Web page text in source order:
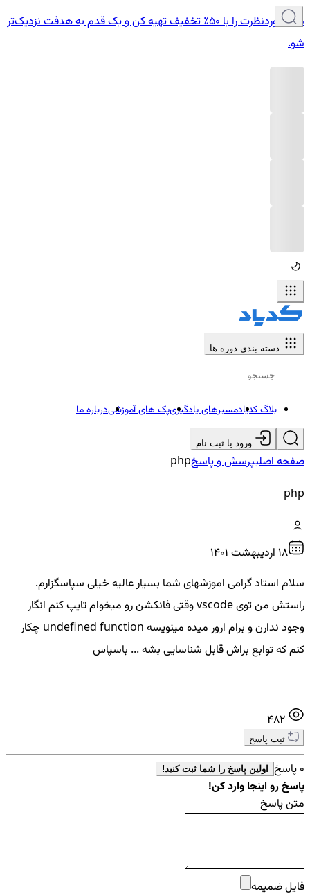
دوره موردنظرت را با ۵۰٪ تخفیف تهیه کن و یک قدم به هدفت نزدیک‌تر
شو.
دسته بندی دوره ها
بلاگ کدیادمسیرهای یادگیریپک های آموزشیدرباره ما
ورود یا ثبت نام
صفحه اصلیپرسش و پاسخphp
php
18 ارديبهشت ۱۴۰۱
سلام استاد گرامی اموزشهای شما بسیار عالیه خیلی سپاسگزارم.
راستش من توی vscode وقتی فانکشن رو میخوام تایپ کنم انگار
وجود ندارن و برام ارور میده مینویسه undefined function چکار
کنم که توابع براش قابل شناسایی بشه ... باسپاس
ثبت پاسخ
0 پاسخ اولین پاسخ را شما ثبت کنید!
پاسخ رو اینجا وارد کن!
متن پاسخ
فایل ضمیمه